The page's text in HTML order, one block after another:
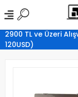
2900 TL ve Üzeri
120USD)